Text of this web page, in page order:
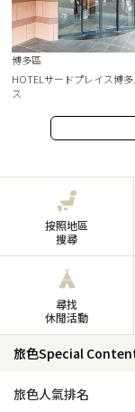
博多區
HOTELサードプレイス博
ス
按照地區
搜尋
尋找
休閒活動
旅色Special
旅色人氣排名